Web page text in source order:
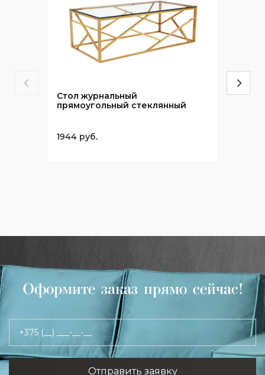
Стол журнальный
прямоугольный стеклянный
1944 руб.
Оформите заказ прямо сейчас!
+375 (__) ___-__-__